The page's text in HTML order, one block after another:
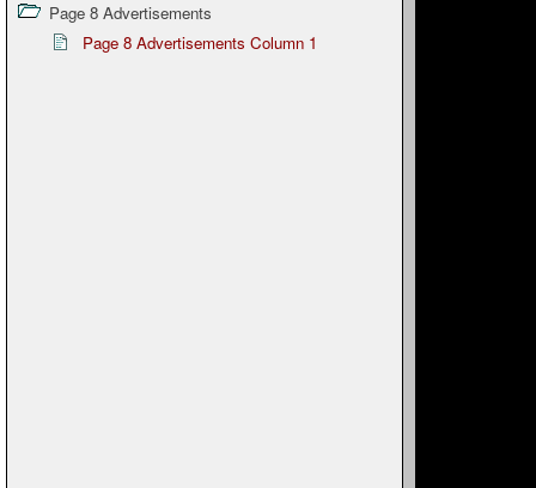
Page 8 Advertisements
Page 8 Advertisements Column 1